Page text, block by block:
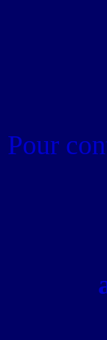
Pour